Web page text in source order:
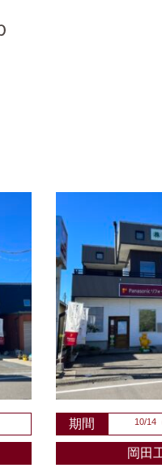
期間 10/14
岡田